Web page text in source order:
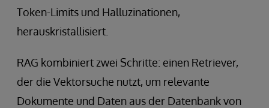
Token-Limits und Halluzinationen,
herauskristallisiert.
RAG kombiniert zwei Schritte: einen Retriever,
der die Vektorsuche nutzt, um relevante
Dokumente und Daten aus der Datenbank von